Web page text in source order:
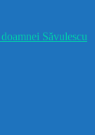
Săvulescu